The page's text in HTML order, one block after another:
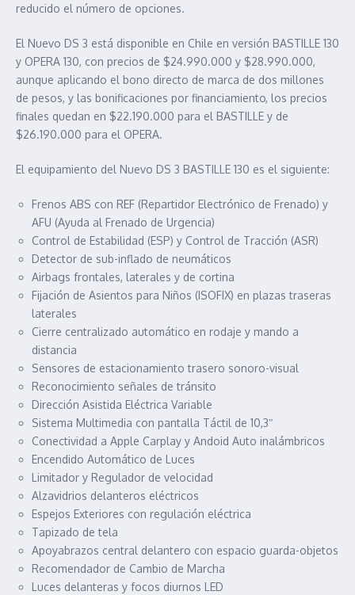
reducido el número de opciones.
El Nuevo DS 3 está disponible en Chile en versión BASTILLE 130
y OPERA 130, con precios de $24.990.000 y $28.990.000,
aunque aplicando el bono directo de marca de dos millones
de pesos, y las bonificaciones por financiamiento, los precios
finales quedan en $22.190.000 para el BASTILLE y de
$26.190.000 para el OPERA.
El equipamiento del Nuevo DS 3 BASTILLE 130 es el siguiente:
Frenos ABS con REF (Repartidor Electrónico de Frenado) y
AFU (Ayuda al Frenado de Urgencia)
Control de Estabilidad (ESP) y Control de Tracción (ASR)
Detector de sub-inflado de neumáticos
Airbags frontales, laterales y de cortina
Fijación de Asientos para Niños (ISOFIX) en plazas traseras
laterales
Cierre centralizado automático en rodaje y mando a
distancia
Sensores de estacionamiento trasero sonoro-visual
Reconocimiento señales de tránsito
Dirección Asistida Eléctrica Variable
Sistema Multimedia con pantalla Táctil de 10,3″
Conectividad a Apple Carplay y Andoid Auto inalámbricos
Encendido Automático de Luces
Limitador y Regulador de velocidad
Alzavidrios delanteros eléctricos
Espejos Exteriores con regulación eléctrica
Tapizado de tela
Apoyabrazos central delantero con espacio guarda-objetos
Recomendador de Cambio de Marcha
Luces delanteras y focos diurnos LED